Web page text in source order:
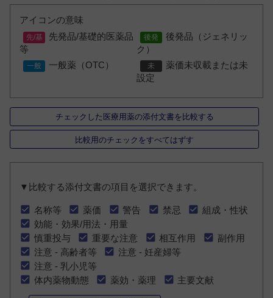
アイコンの意味
先発品/基礎的医薬品
等
後発品（ジェネリッ
ク）
一般薬（OTC）
薬価未収載または未
設定
チェックした医療用薬の添付文書を比較する
比較用のチェックをすべてはずす
▼比較する添付文書の項目を選択できます。
名称等 薬価 警告 禁忌
組成・性状
効能・効果/用法・用量
慎重投与
重要な注意 相互作用
副作用
注意 - 高齢者等
注意 - 妊産婦等
注意 - 乳小児等
体内薬物動態
薬効・薬理 主要文献